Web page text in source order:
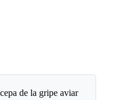
de la gripe aviar